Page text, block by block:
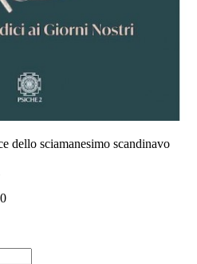
dello sciamanesimo scandinavo